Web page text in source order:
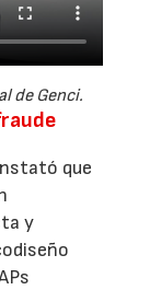
de Genci.
que
y